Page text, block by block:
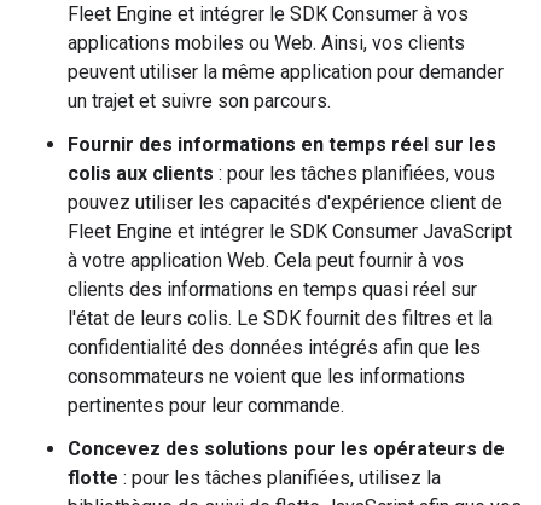
Fleet Engine et intégrer le SDK Consumer à vos
applications mobiles ou Web. Ainsi, vos clients
peuvent utiliser la même application pour demander
un trajet et suivre son parcours.
Fournir des informations en temps réel sur les
colis aux clients : pour les tâches planifiées, vous
pouvez utiliser les capacités d'expérience client de
Fleet Engine et intégrer le SDK Consumer JavaScript
à votre application Web. Cela peut fournir à vos
clients des informations en temps quasi réel sur
l'état de leurs colis. Le SDK fournit des filtres et la
confidentialité des données intégrés afin que les
consommateurs ne voient que les informations
pertinentes pour leur commande.
Concevez des solutions pour les opérateurs de
flotte : pour les tâches planifiées, utilisez la